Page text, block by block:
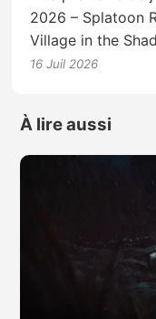
2026 – Splatoon
Village in the
16 Juil 2026
À lire aussi